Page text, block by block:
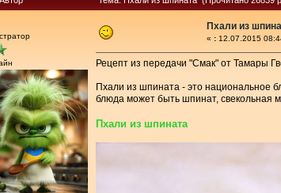
Пхали из
« : 12.07.2015
Рецепт из передачи "Смак" от Тамары
Пхали из шпината - это национальное
блюда может быть шпинат, свекольная
Пхали из шпината